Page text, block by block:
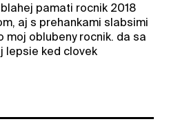
pamati rocnik 2018
aj s prehankami slabsimi
moj oblubeny rocnik. da sa
lepsie ked clovek